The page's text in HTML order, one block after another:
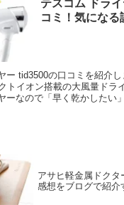
テスコム ドラ
コミ！気にな
ー tid3500の口コミを紹介
トイオン搭載の大風量ドラ
ーなので「早く乾かしたい
アサヒ軽金属ドクタ
感想をブログで紹介